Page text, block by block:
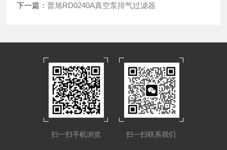
下一篇：普旭RD0240A真空泵排气过滤器
扫一扫手机浏览 扫一扫联系我们